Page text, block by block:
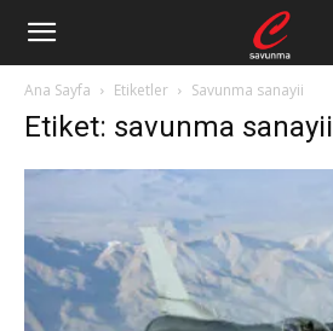
Ana Sayfa Etiketler Savunma sanayii
Etiket: savunma sanayii